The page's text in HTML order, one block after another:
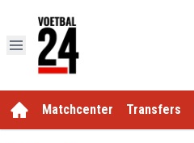
Matchcenter Transfers